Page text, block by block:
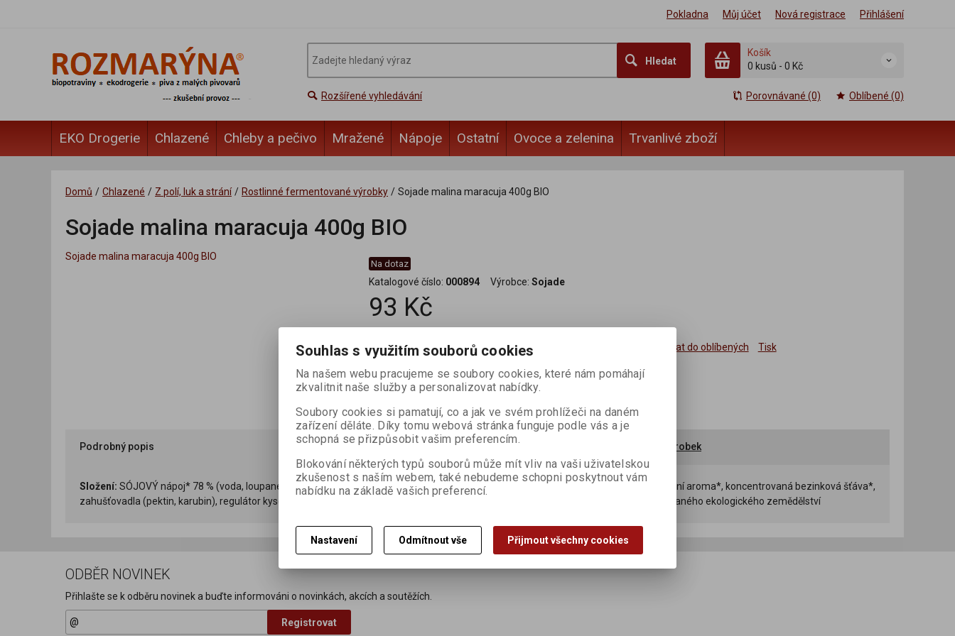
Pokladna Můj účet Nová registrace Přihlášení
Hledat
Košík
0 kusů - 0 Kč
Rozšířené vyhledávání Porovnávané (0) Oblíbené (0)
EKO Drogerie Chlazené Chleby a pečivo Mražené Nápoje Ostatní Ovoce a zelenina Trvanlivé zboží
Domů / Chlazené / Z polí, luk a strání / Rostlinné fermentované výrobky / Sojade malina maracuja 400g BIO
Sojade malina maracuja 400g BIO
Sojade malina maracuja 400g BIO
Na dotaz
Katalogové číslo: 000894 Výrobce: Sojade
93 Kč

ks Koupit Přidat do oblíbených Tisk
Podrobný popis Dotaz na výrobek Doporučit výrobek
Složení: SÓJOVÝ nápoj* 78 % (voda, loupané SÓJOVÉ boby* 9,2 % (Francie)), třtinový cukr*, malina* 7 %, šťáva z marakuji* 2 %, přírodní aroma*, koncentrovaná bezinková šťáva*,
zahušťovadla (pektin, karubin), regulátor kyselosti (citrát vápenatý), živé kultury Bifidus a Lactobacillus acidophilus. *produkt kontrolovaného ekologického zemědělství
ODBĚR NOVINEK
Přihlašte se k odběru novinek a buďte informováni o novinkách, akcích a soutěžích.
Registrovat
Souhlas s využitím souborů cookies
Na našem webu pracujeme se soubory cookies, které nám pomáhají
zkvalitnit naše služby a personalizovat nabídky.
Soubory cookies si pamatují, co a jak ve svém prohlížeči na daném
zařízení děláte. Díky tomu webová stránka funguje podle vás a je
schopná se přizpůsobit vašim preferencím.
Blokování některých typů souborů může mít vliv na vaši uživatelskou
zkušenost s naším webem, také nebudeme schopni poskytnout vám
nabídku na základě vašich preferencí.
Nastavení Odmítnout vše Přijmout všechny cookies